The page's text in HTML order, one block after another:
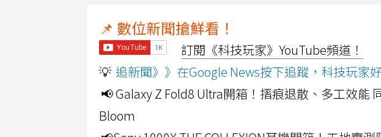
📌 數位新聞搶鮮看！
訂閱《科技玩家》YouTube頻道！
💡 追新聞》》在Google News按下追蹤，科技玩家
📢 Galaxy Z Fold8 Ultra開箱！摺痕退散、多工效能
Bloom